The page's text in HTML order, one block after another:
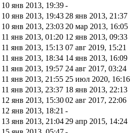
10 янв 2013, 19:39-
10 янв 2013, 19:43 28 янв 2013, 21:37
10 янв 2013, 23:03 20 мар 2013, 16:05
11 янв 2013, 01:20 12 янв 2013, 09:33
11 янв 2013, 15:13 07 авг 2019, 15:21
11 янв 2013, 18:34 14 янв 2013, 16:09
11 янв 2013, 19:57 24 авг 2017, 03:24
11 янв 2013, 21:55 25 июл 2020, 16:16
11 янв 2013, 23:37 18 янв 2013, 22:13
12 янв 2013, 15:3002 авг 2017, 22:06
12 янв 2013, 18:21 -
13 янв 2013, 21:04 29 апр 2015, 14:24